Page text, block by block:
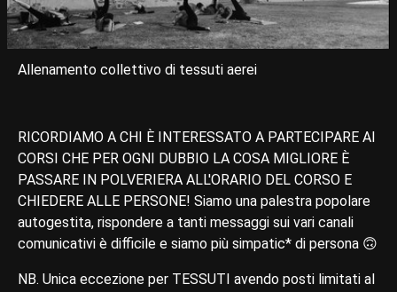
Allenamento collettivo di tessuti aerei
RICORDIAMO A CHI È INTERESSATO A PARTECIPARE AI
CORSI CHE PER OGNI DUBBIO LA COSA MIGLIORE È
PASSARE IN POLVERIERA ALL'ORARIO DEL CORSO E
CHIEDERE ALLE PERSONE! Siamo una palestra popolare
autogestita, rispondere a tanti messaggi sui vari canali
comunicativi è difficile e siamo più simpatic* di persona 🙃
NB. Unica eccezione per TESSUTI avendo posti limitati al